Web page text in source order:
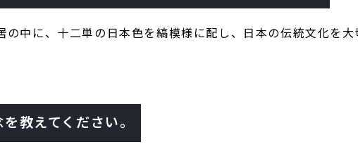
中に、十二単の日本色を縞模様に配し、日本の伝統文化を大
教えてください。